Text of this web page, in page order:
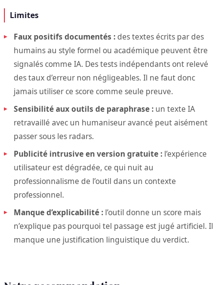
Limites
Faux positifs documentés : des textes écrits par des
humains au style formel ou académique peuvent être
signalés comme IA. Des tests indépendants ont relevé
des taux d’erreur non négligeables. Il ne faut donc
jamais utiliser ce score comme seule preuve.
Sensibilité aux outils de paraphrase : un texte IA
retravaillé avec un humaniseur avancé peut aisément
passer sous les radars.
Publicité intrusive en version gratuite : l’expérience
utilisateur est dégradée, ce qui nuit au
professionnalisme de l’outil dans un contexte
professionnel.
Manque d’explicabilité : l’outil donne un score mais
n’explique pas pourquoi tel passage est jugé artificiel. Il
manque une justification linguistique du verdict.